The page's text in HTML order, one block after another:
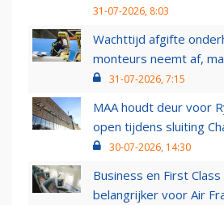
31-07-2026, 8:03
Wachttijd afgifte
monteurs neemt af,
31-07-2026, 7:15
MAA houdt deur voor
open tijdens sluiting
30-07-2026, 14:30
Business en First
belangrijker voor Air